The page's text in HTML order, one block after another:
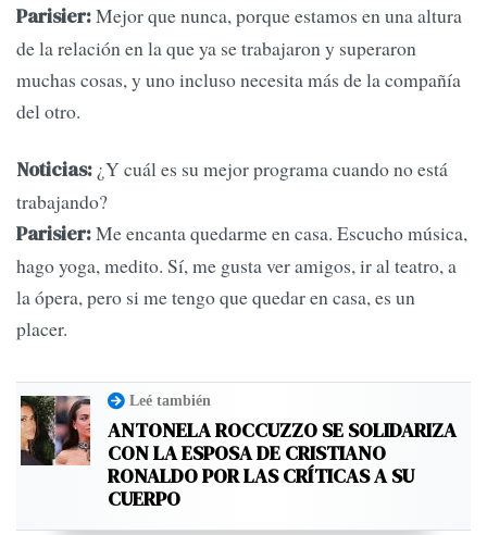
Parisier:Mejor que nunca, porque estamos en una altura
de la relación en la que ya se trabajaron y superaron
muchas cosas, y uno incluso necesita más de la compañía
del otro.
Noticias: ¿Y cuál es su mejor programa cuando no está
trabajando?
Parisier:Me encanta quedarme en casa. Escucho música,
hago yoga, medito. Sí, me gusta ver amigos, ir al teatro, a
la ópera, pero si me tengo que quedar en casa, es un
placer.
Leé también
ANTONELA ROCCUZZO SE SOLIDARIZA
CON LA ESPOSA DE CRISTIANO
RONALDO POR LAS CRÍTICAS A SU
CUERPO